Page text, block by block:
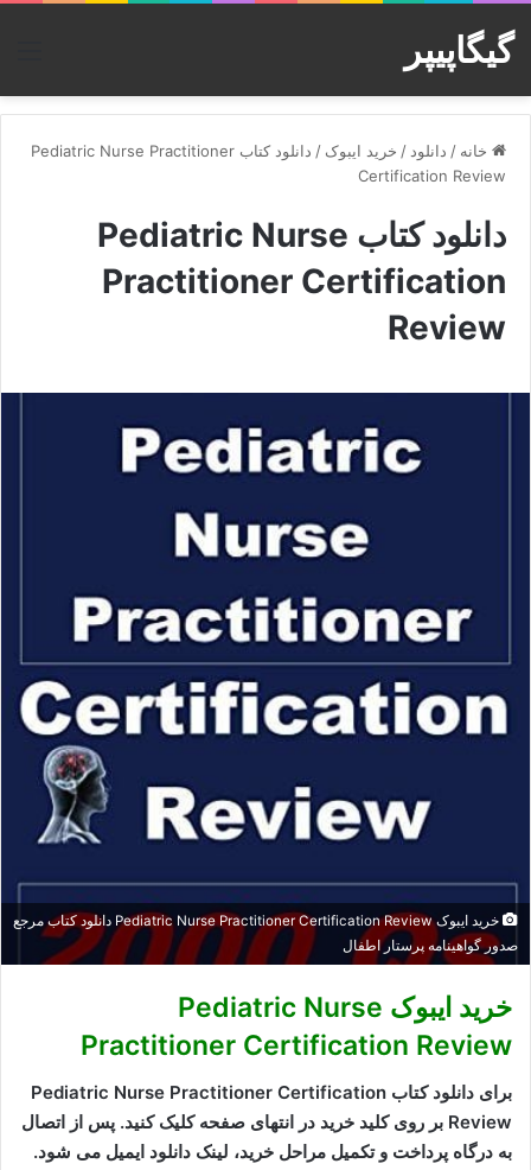
گیگاپیپر
خانه / دانلود / خرید ایبوک /
دانلود کتاب Pediatric Nurse Practitioner
Certification Review
دانلود کتاب Pediatric Nurse
Practitioner Certification
Review
خرید ایبوک Pediatric Nurse Practitioner Certification Review دانلود کتاب مرجع
صدور گواهینامه پرستار اطفال
خرید ایبوک Pediatric Nurse
Practitioner Certification Review
برای دانلود کتاب Pediatric Nurse Practitioner Certification
Review بر روی کلید خرید در انتهای صفحه کلیک کنید. پس از اتصال
به درگاه پرداخت و تکمیل مراحل خرید، لینک دانلود ایمیل می شود.